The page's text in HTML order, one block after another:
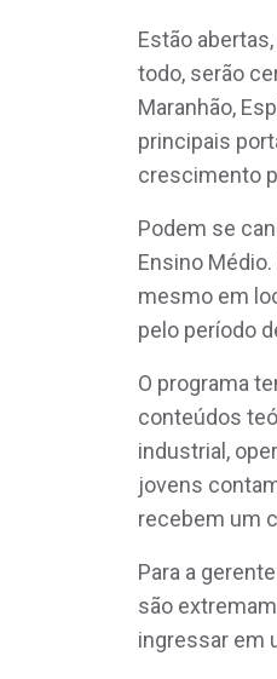
Estão
todo, serão
Maranhão,
principais
crescimento
Podem se
Ensino
mesmo em
pelo período
O programa
conteúdos
industrial,
jovens
recebem um
Para a
são
ingressar em